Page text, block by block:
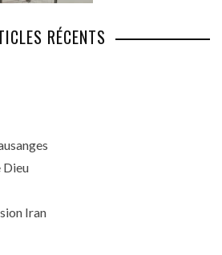
RÉCENTS
Dieu
Iran